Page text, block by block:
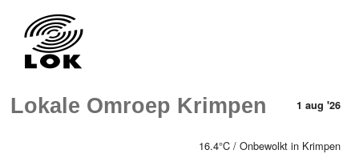
Lokale Omroep Krimpen 1 aug '26
16.4°C / Onbewolkt in Krimpen